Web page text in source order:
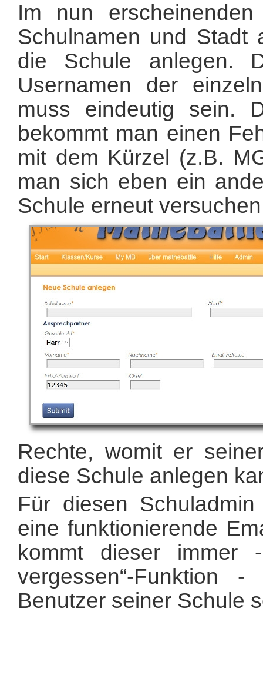
Im nun
Schulnamen und Stadt
die Schule anlegen.
Usernamen der
muss eindeutig sein.
bekommt man einen
mit dem Kürzel (z.B.
man sich eben ein
Schule erneut
Rechte, womit er
diese Schule anlegen
Für diesen
eine funktionierende
kommt dieser immer
vergessen“-
Benutzer seiner Schule